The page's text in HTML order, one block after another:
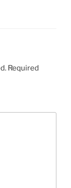
Required